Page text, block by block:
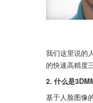
我们这里说的
的快速高精度
2. 什么是
基于人脸图像